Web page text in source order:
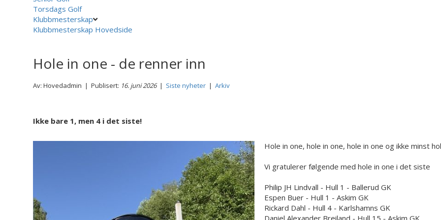
Torsdags Golf
Klubbmesterskap
Klubbmesterskap Hovedside
Hole in one - de renner inn
Av: Hovedadmin | Publisert: 16. juni 2026| Siste nyheter |Arkiv
Ikke bare 1, men 4 i det siste!
Hole in one, hole in one, hole in one og ikke minst
Vi gratulerer følgende med hole in one i det siste
Philip JH Lindvall - Hull 1 - Ballerud GK
Espen Buer - Hull 1 - Askim GK
Rickard Dahl - Hull 4 - Karlshamns GK
Daniel Alexander Breiland - Hull 15 - Askim GK